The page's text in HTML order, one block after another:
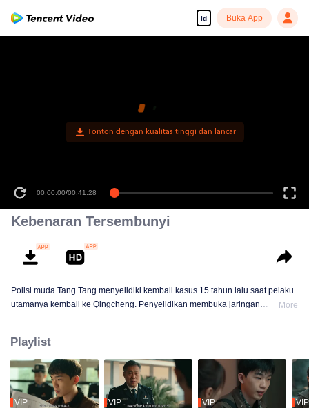
id Buka App
Tonton dengan kualitas tinggi dan lancar
00:00:00/00:41:28
Kebenaran Tersembunyi
Polisi muda Tang Tang menyelidiki kembali kasus 15 tahun lalu saat pelaku
utamanya kembali ke Qingcheng. Penyelidikan membuka jaringan
dalang di balik semuanya ternyata adalah seseorang yang tak pernah ia
duga...
More
Playlist
VIP VIP VIP VIP